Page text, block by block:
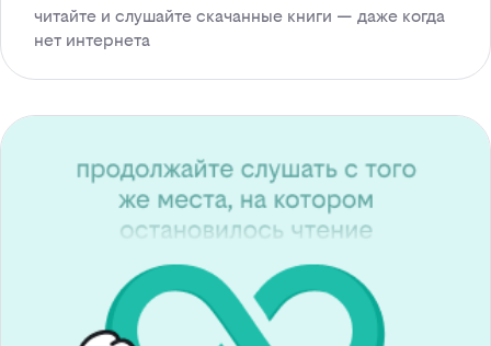
читайте и слушайте скачанные книги — даже когда
нет интернета